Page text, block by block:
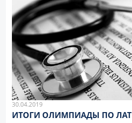
30.04.2019
ИТОГИ ОЛИМПИАДЫ ПО